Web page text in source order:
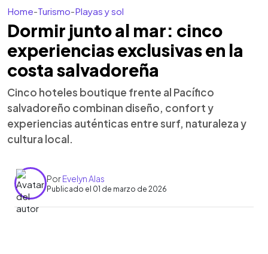
Home-Turismo-Playas y sol
Dormir junto al mar: cinco
experiencias exclusivas en la
costa salvadoreña
Cinco hoteles boutique frente al Pacífico
salvadoreño combinan diseño, confort y
experiencias auténticas entre surf, naturaleza y
cultura local.
PorEvelyn Alas
Publicado el 01 de marzo de 2026